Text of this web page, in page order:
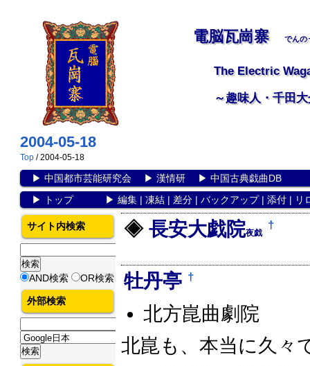
電脳瓦崗寨 でんの
The Electric
～趣味人・千田
2004-05-18
Top / 2004-05-18
▶ 中国都市芸能研究会▶ 漢情研▶ 中国古典戯曲DB
▶
トップ▶ 編集| 凍結| 差分| バックアップ| 添付| リ
長安大戯院夜戯
†
牡丹亭 †
北方崑曲劇院
北崑も、本当に久々
サイト内検索
AND検索 OR検索
外部検索